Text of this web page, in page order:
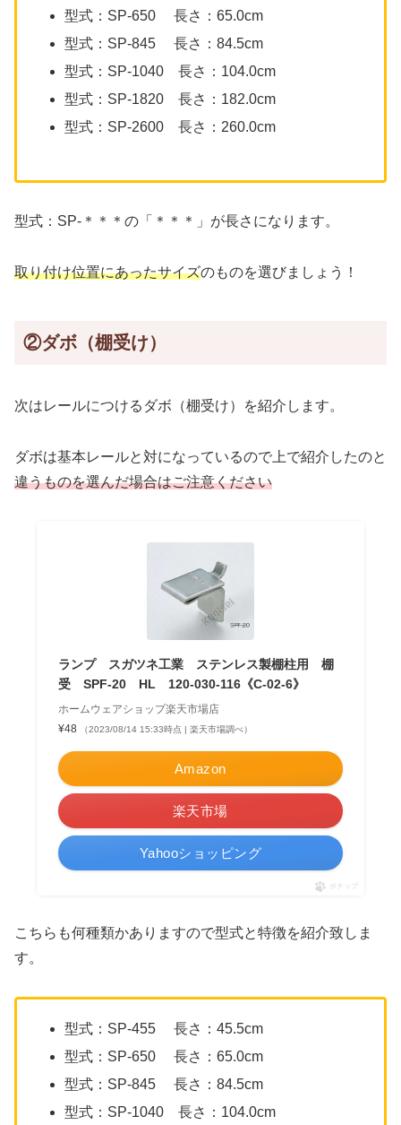
型式：SP-650 長さ：65.0cm
型式：SP-845 長さ：84.5cm
型式：SP-1040 長さ：104.0cm
型式：SP-1820 長さ：182.0cm
型式：SP-2600 長さ：260.0cm
型式：SP-＊＊＊の「＊＊＊」が長さになります。
取り付け位置にあったサイズのものを選びましょう！
②ダボ（棚受け）
次はレールにつけるダボ（棚受け）を紹介します。
ダボは基本レールと対になっているので上で紹介したのと
違うものを選んだ場合はご注意ください
ランプ スガツネ工業 ステンレス製棚柱用 棚
受 SPF-20 HL 120-030-116《C-02-6》
ホームウェアショップ楽天市場店
¥48
（2023/08/14 15:33時点 | 楽天市場調べ）
Amazon
楽天市場
Yahooショッピング
ポチップ
こちらも何種類かありますので型式と特徴を紹介致しま
す。
型式：SP-455 長さ：45.5cm
型式：SP-650 長さ：65.0cm
型式：SP-845 長さ：84.5cm
型式：SP-1040 長さ：104.0cm